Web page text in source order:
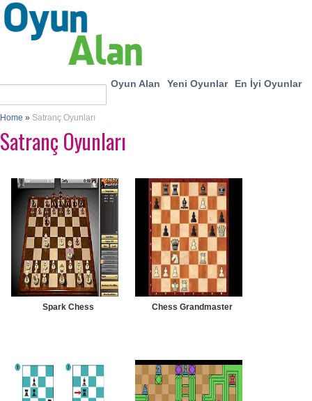
Oyun Alan Yeni Oyunlar En İyi Oyunlar
Home » Satranç Oyunları
Satranç Oyunları
Spark Chess Chess Grandmaster